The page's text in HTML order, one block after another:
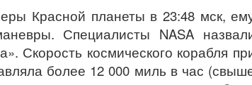
Красной планеты в 23:48 мск,
Специалисты NASA
Скорость космического корабля
более 12 000 миль в час